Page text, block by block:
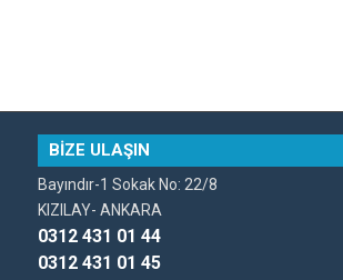
BİZE ULAŞIN
Bayındır-1 Sokak No: 22/8
KIZILAY- ANKARA
0312 431 01 44
0312 431 01 45